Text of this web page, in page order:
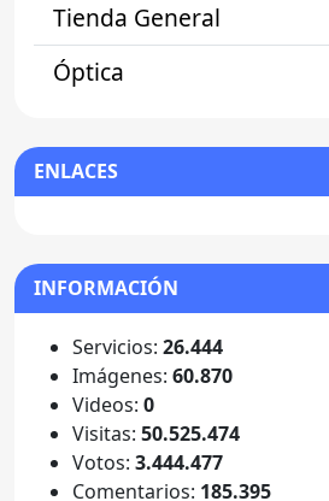
Tienda General
Óptica
ENLACES
INFORMACIÓN
Servicios: 26.444
Imágenes: 60.870
Videos: 0
Visitas: 50.525.474
Votos: 3.444.477
Comentarios: 185.395